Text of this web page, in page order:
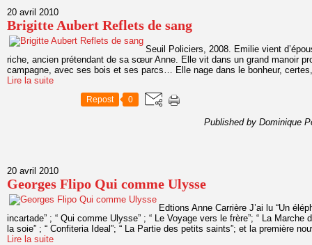
20 avril 2010
Brigitte Aubert Reflets de sang
Seuil Policiers, 2008. Emilie vient
riche, ancien prétendant de sa sœur Anne. Elle vit dans un grand manoir
campagne, avec ses bois et ses parcs… Elle nage dans le bonheur,
Lire la suite
Repost 0
Published by Dominique
20 avril 2010
Georges Flipo Qui comme Ulysse
Edtions Anne Carrière J’ai lu “Un
incartade” ; “ Qui comme Ulysse” ; “ Le Voyage vers le frère”; “ La Marche
la soie” ; “ Confiteria Ideal”; “ La Partie des petits saints”; et la première
Lire la suite